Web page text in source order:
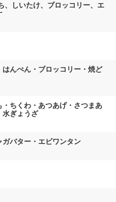
、しいたけ、ブロッコリー、エ
んぺん・ブロッコリー・焼ど
ちくわ・あつあげ・さつまあ
水ぎょうざ
ガバター・エビワンタン